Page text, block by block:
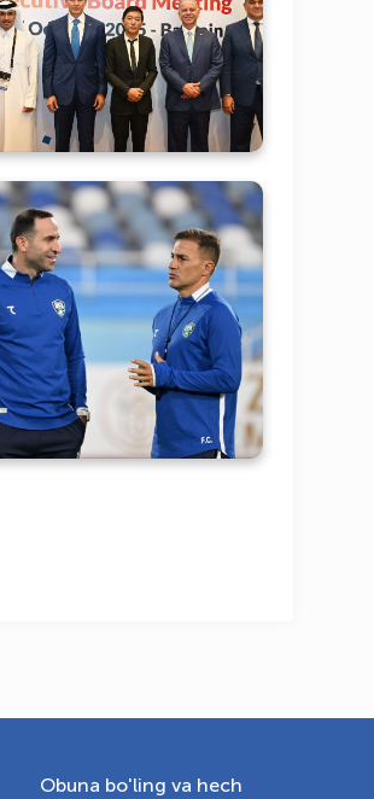
Ijroiya qoʻmitasining 101-
yigʻilishi suratlarda
boʻyicha Oʻzbekiston
milliy terma jamoasi yangi
bosh murabbiy qoʻl-ostida
oʻquv-mashgʻulot yigʻinini
olib bormoqda
Obuna bo'ling va hech
AI - yordamchi